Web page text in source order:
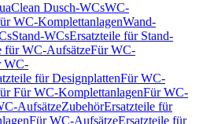
Dusch-WCsWC-
WC-KomplettanlagenWand-
Stand-WCsErsatzteile für Stand-
für WC-AufsätzeFür WC-
WC-
für DesignplattenFür WC-
Für WC-KomplettanlagenFür WC-
AufsätzeZubehörErsatzteile für
Für WC-AufsätzeErsatzteile für